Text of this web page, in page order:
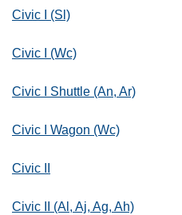
Civic I (Sl)
Civic I (Wc)
Civic I Shuttle (An, Ar)
Civic I Wagon (Wc)
Civic II
Civic II (Al, Aj, Ag, Ah)